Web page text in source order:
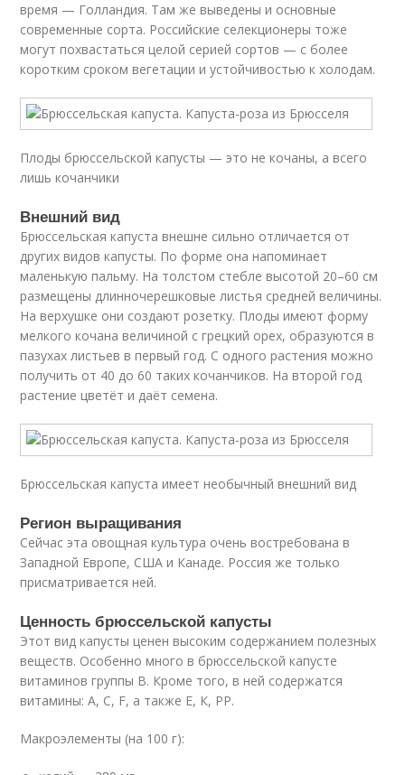
время — Голландия. Там же выведены и основные
современные сорта. Российские селекционеры тоже
могут похвастаться целой серией сортов — с более
коротким сроком вегетации и устойчивостью к холодам.
Плоды брюссельской капусты — это не кочаны, а всего
лишь кочанчики
Внешний вид
Брюссельская капуста внешне сильно отличается от
других видов капусты. По форме она напоминает
маленькую пальму. На толстом стебле высотой 20–60 см
размещены длинночерешковые листья средней величины.
На верхушке они создают розетку. Плоды имеют форму
мелкого кочана величиной с грецкий орех, образуются в
пазухах листьев в первый год. С одного растения можно
получить от 40 до 60 таких кочанчиков. На второй год
растение цветёт и даёт семена.
Брюссельская капуста имеет необычный внешний вид
Регион выращивания
Сейчас эта овощная культура очень востребована в
Западной Европе, США и Канаде. Россия же только
присматривается ней.
Ценность брюссельской капусты
Этот вид капусты ценен высоким содержанием полезных
веществ. Особенно много в брюссельской капусте
витаминов группы В. Кроме того, в ней содержатся
витамины: А, С, F, а также Е, К, РР.
Макроэлементы (на 100 г):